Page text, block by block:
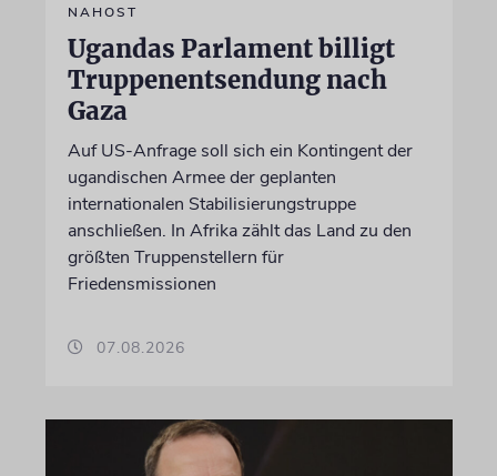
NAHOST
Ugandas Parlament billigt
Truppenentsendung nach
Gaza
Auf US-Anfrage soll sich ein Kontingent der
ugandischen Armee der geplanten
internationalen Stabilisierungstruppe
anschließen. In Afrika zählt das Land zu den
größten Truppenstellern für
Friedensmissionen
07.08.2026